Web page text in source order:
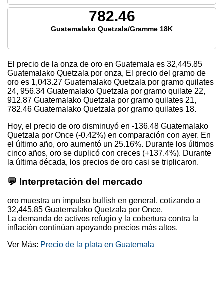
782.46
Guatemalako Quetzala/Gramme 18K
El precio de la onza de oro en Guatemala es 32,445.85
Guatemalako Quetzala por onza, El precio del gramo de
oro es 1,043.27 Guatemalako Quetzala por gramo quilates
24, 956.34 Guatemalako Quetzala por gramo quilate 22,
912.87 Guatemalako Quetzala por gramo quilates 21,
782.46 Guatemalako Quetzala por gramo quilates 18.
Hoy, el precio de oro disminuyó en -136.48 Guatemalako
Quetzala por Once (-0.42%) en comparación con ayer. En
el último año, oro aumentó un 25.16%. Durante los últimos
cinco años, oro se duplicó con creces (+137.4%). Durante
la última década, los precios de oro casi se triplicaron.
💬 Interpretación del mercado
oro muestra un impulso bullish en general, cotizando a
32,445.85 Guatemalako Quetzala por Once.
La demanda de activos refugio y la cobertura contra la
inflación continúan apoyando precios más altos.
Ver Más: Precio de la plata en Guatemala